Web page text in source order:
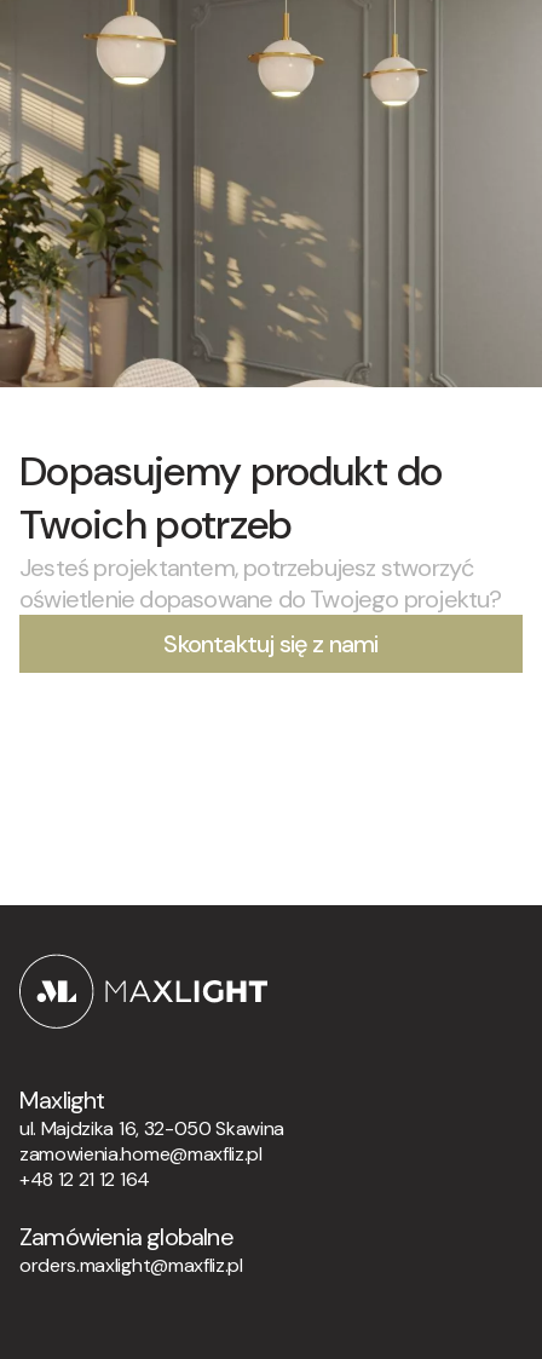
Dopasujemy produkt do
Twoich potrzeb
Jesteś projektantem, potrzebujesz stworzyć
oświetlenie dopasowane do Twojego projektu?
Skontaktuj się z nami
Maxlight
ul. Majdzika 16, 32-050 Skawina
zamowienia.home@maxfliz.pl
+48 12 21 12 164
Zamówienia globalne
orders.maxlight@maxfliz.pl